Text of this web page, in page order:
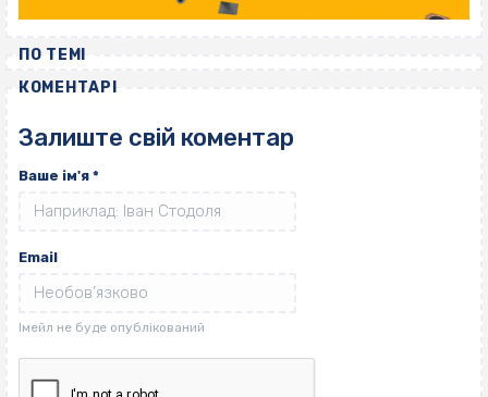
ПО ТЕМІ
КОМЕНТАРІ
Залиште свій коментар
Ваше ім'я *
Email